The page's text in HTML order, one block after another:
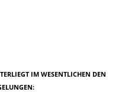
IM WESENTLICHEN DEN